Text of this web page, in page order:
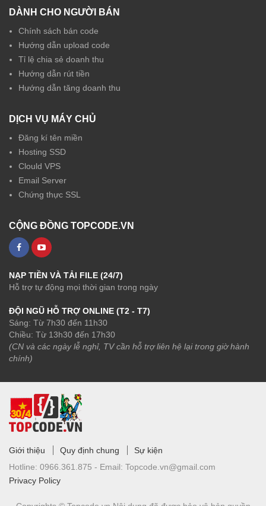
DÀNH CHO NGƯỜI BÁN
Chính sách bán code
Hướng dẫn upload code
Tỉ lệ chia sẻ doanh thu
Hướng dẫn rút tiền
Hướng dẫn tăng doanh thu
DỊCH VỤ MÁY CHỦ
Đăng kí tên miền
Hosting SSD
Clould VPS
Email Server
Chứng thực SSL
CỘNG ĐỒNG TOPCODE.VN
NẠP TIỀN VÀ TẢI FILE (24/7)
Hỗ trợ tự động mọi thời gian trong ngày
ĐỘI NGŨ HỖ TRỢ ONLINE (T2 - T7)
Sáng: Từ 7h30 đến 11h30
Chiều: Từ 13h30 đến 17h30
(CN và các ngày lễ nghỉ, TV cần hỗ trợ liên hệ lại trong giờ hành
chính)
Giới thiệu Quy định chung
Sự kiện
Hotline: 0966.361.875 - Email: Topcode.vn@gmail.com
Privacy Policy